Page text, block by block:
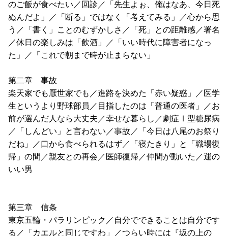
のご飯が食べたい／回診／「先生よぉ、俺はなあ、今日死
ぬんだよ」／「断る」ではなく「考えてみる」／心から思
う／「書く」ことのむずかしさ／「死」との距離感／署名
／休日の楽しみは「飲酒」／「いい時代に障害者になっ
た」／「これで朝まで時が止まらない」
第二章 事故
楽天家でも厭世家でも／進路を決めた「赤い疑惑」／医学
生というより野球部員／目指したのは「普通の医者」／お
前が選んだ人なら大丈夫／幸せな暮らし／劇症Ⅰ型糖尿病
／「しんどい」と言わない／事故／「今日は八尾のお祭り
だね」／口から食べられるはず／「寝たきり」と「職場復
帰」の間／親友との再会／医師復帰／仲間が動いた／運の
いい男
第三章 信条
東京五輪・パラリンピック／自分でできることは自分です
る／「カエルと同じですわ」／つらい時には『坂の上の